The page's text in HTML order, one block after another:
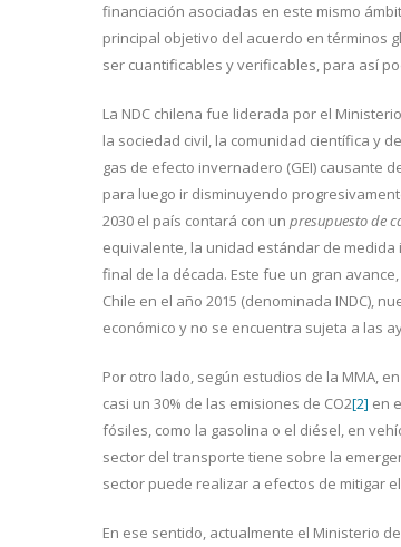
financiación asociadas en este mismo
principal objetivo del acuerdo en términos
ser cuantificables y verificables, para así
La NDC chilena fue liderada por el
la sociedad civil, la comunidad científica y
gas de efecto invernadero (GEI) causante
para luego ir disminuyendo
2030 el país contará con un presupuesto de
equivalente, la unidad estándar de medida
final de la década. Este fue un gran
Chile en el año 2015 (denominada INDC),
económico y no se encuentra sujeta a las
Por otro lado, según estudios de la MMA,
casi un 30% de las emisiones de CO2[2] en
fósiles, como la gasolina o el diésel, en
sector del transporte tiene sobre la
sector puede realizar a efectos de mitigar
En ese sentido, actualmente el Ministerio